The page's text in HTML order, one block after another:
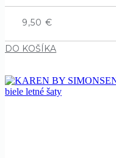
9,50 €
DO KOŠÍKA